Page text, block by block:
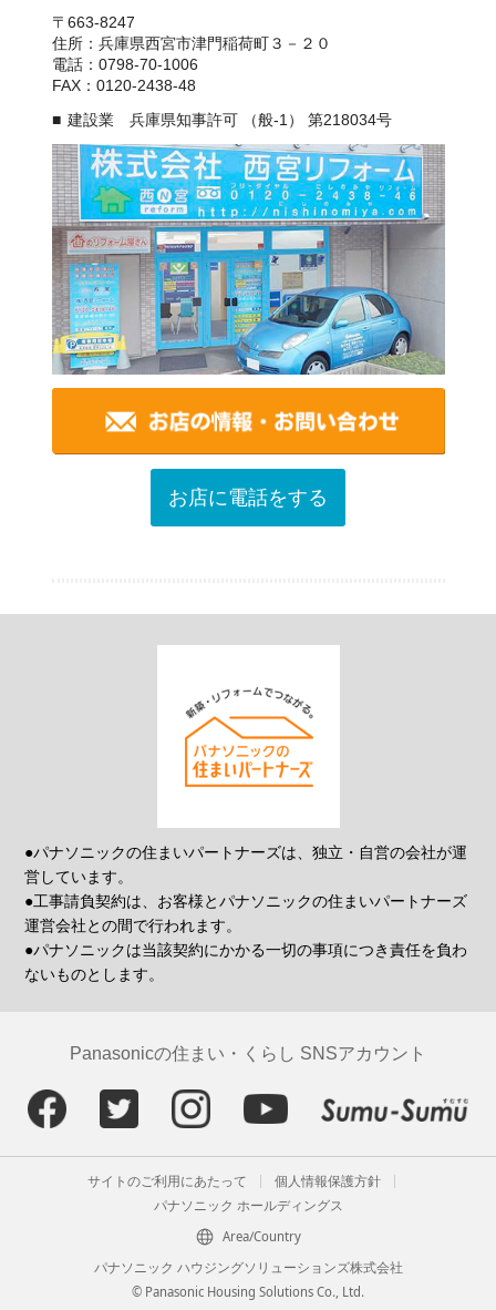
〒663-8247
住所：兵庫県西宮市津門稲荷町３－２０
電話：0798-70-1006
FAX：0120-2438-48
建設業 兵庫県知事許可 （般-1） 第218034号
お店に電話をする
●パナソニックの住まいパートナーズは、独立・自営の会社が運
営しています。
●工事請負契約は、お客様とパナソニックの住まいパートナーズ
運営会社との間で行われます。
●パナソニックは当該契約にかかる一切の事項につき責任を負わ
ないものとします。
Panasonicの住まい・くらし SNSアカウント
サイトのご利用にあたって
個人情報保護方針
パナソニック ホールディングス
Area/Country
パナソニック ハウジングソリューションズ株式会社
© Panasonic Housing Solutions Co., Ltd.